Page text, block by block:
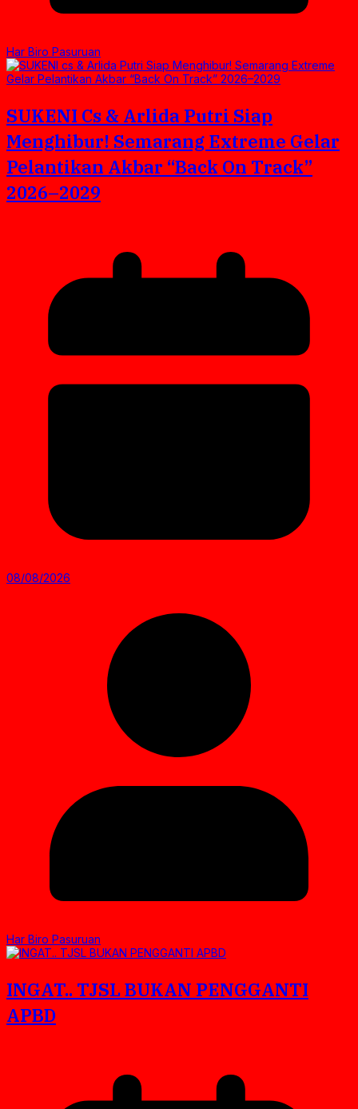
Har Biro Pasuruan
SUKENI Cs & Arlida Putri Siap
Menghibur! Semarang Extreme Gelar
Pelantikan Akbar “Back On Track”
2026–2029
08/08/2026
Har Biro Pasuruan
INGAT.. TJSL BUKAN PENGGANTI
APBD